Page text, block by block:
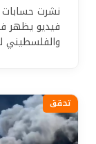
نشرت
فيديو يظهر
والفلسطيني
تحقق